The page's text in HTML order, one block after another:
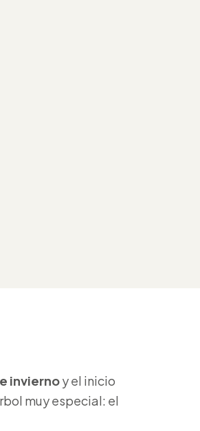
inviernoy el inicio
muy especial: el